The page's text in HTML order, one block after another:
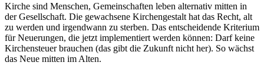
Kirche sind Menschen, Gemeinschaften leben alternativ mitten in
der Gesellschaft. Die gewachsene Kirchengestalt hat das Recht, alt
zu werden und irgendwann zu sterben. Das entscheidende Kriterium
für Neuerungen, die jetzt implementiert werden können: Darf keine
Kirchensteuer brauchen (das gibt die Zukunft nicht her). So wächst
das Neue mitten im Alten.